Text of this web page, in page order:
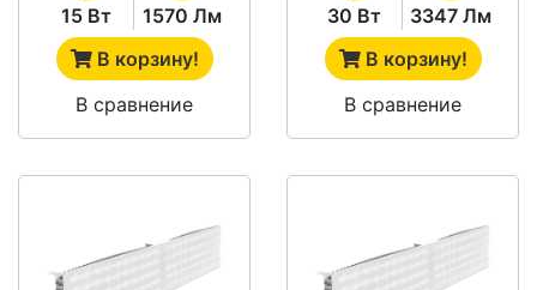
15 Вт
1570 Лм
В корзину!
В сравнение
30 Вт
3347 Лм
В корзину!
В сравнение